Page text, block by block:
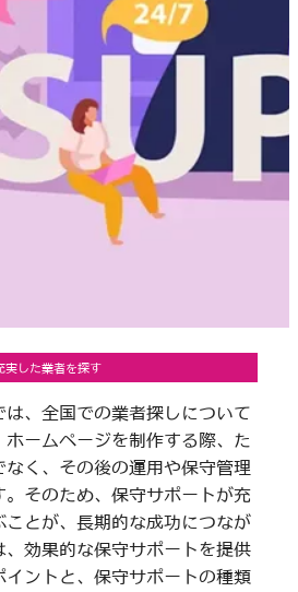
した業者を探す
は、全国での業者探しについて
ホームページを制作する際、た
なく、その後の運用や保守管理
。そのため、保守サポートが充
ことが、長期的な成功につなが
、効果的な保守サポートを提供
イントと、保守サポートの種類